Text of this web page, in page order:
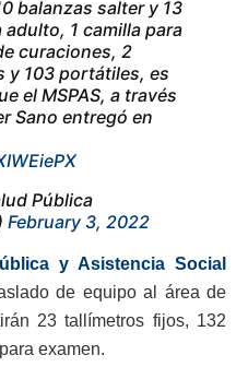
balanzas salter y 13
1 camilla para
curaciones, 2
103 portátiles, es
el MSPAS, a través
Sano entregó en
Pública
February 3, 2022
y Asistencia Social
de equipo al área de
23 tallímetros fijos, 132
examen.